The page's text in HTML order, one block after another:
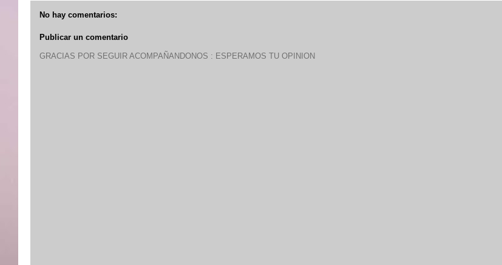
No hay comentarios:
Publicar un comentario
GRACIAS POR SEGUIR ACOMPAÑANDONOS : ESPERAMOS TU OPINION